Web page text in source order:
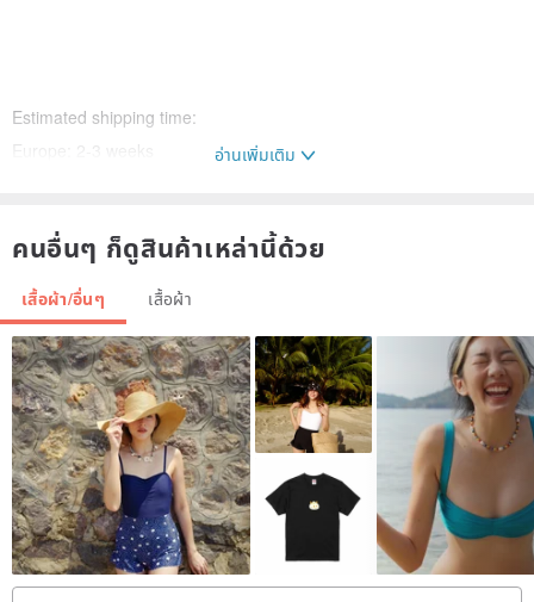
Estimated shipping time:
Europe: 2-3 weeks
Australia: 3-4 weeks
อ่านเพิ่มเติม
คนอื่นๆ ก็ดูสินค้าเหล่านี้ด้วย
เสื้อผ้า/อื่นๆ เสื้อผ้า